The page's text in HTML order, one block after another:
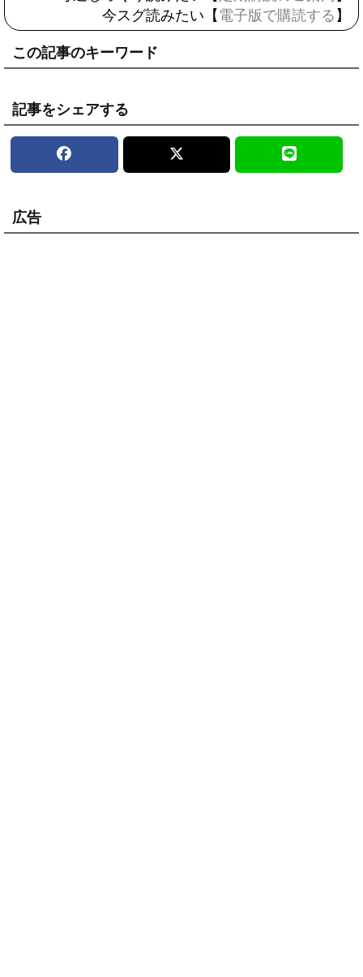
今スグ読みたい【 電子版で購読する 】
この記事のキーワード
記事をシェアする
広告